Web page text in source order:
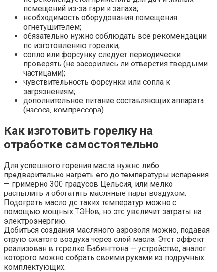
помещений из-за гари и запаха;
необходимость оборудования помещения
огнетушителем;
обязательно нужно соблюдать все рекомендации
по изготовлению горелки;
сопло или форсунку следует периодически
проверять (не засорились ли отверстия твердыми
частицами);
чувствительность форсунки или сопла к
загрязнениям;
дополнительное питание составляющих аппарата
(насоса, компрессора).
Как изготовить горелку на
отработке самостоятельно
Для успешного горения масла нужно либо
предварительно нагреть его до температуры испарения
— примерно 300 градусов Цельсия, или мелко
распылить и обогатить масляные пары воздухом.
Подогреть масло до таких температур можно с
помощью мощных ТЭНов, но это увеличит затраты на
электроэнергию.
Добиться создания масляного аэрозоля можно, подавая
струю сжатого воздуха через слой масла. Этот эффект
реализован в горелке Бабингтона — устройстве, аналог
которого можно собрать своими руками из подручных
комплектующих.